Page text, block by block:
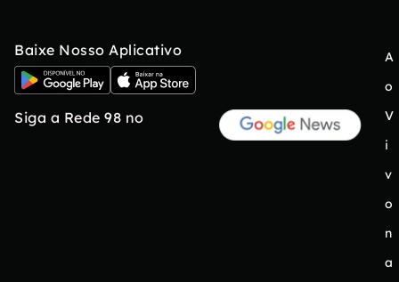
Baixe Nosso Aplicativo
Siga a Rede 98 no
A
o
V
i
v
o
n
a